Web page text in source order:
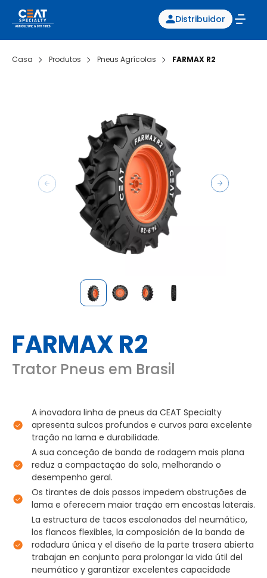
Distribuidor
Casa Produtos Pneus Agrícolas FARMAX R2
FARMAX R2
Trator Pneus em Brasil
A inovadora linha de pneus da CEAT Specialty
apresenta sulcos profundos e curvos para excelente
tração na lama e durabilidade.
A sua conceção de banda de rodagem mais plana
reduz a compactação do solo, melhorando o
desempenho geral.
Os tirantes de dois passos impedem obstruções de
lama e oferecem maior tração em encostas laterais.
La estructura de tacos escalonados del neumático,
los flancos flexibles, la composición de la banda de
rodadura única y el diseño de la parte trasera abierta
trabajan en conjunto para prolongar la vida útil del
neumático y garantizar excelentes capacidade